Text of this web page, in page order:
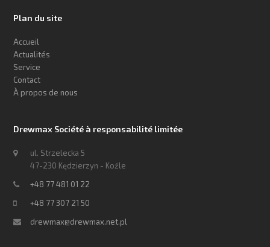
Plan du site
Accueil
Actualités
Service
Contact
À propos de nous
Drewmax Société à responsabilité limitée
ul. Strzelecka 5
47-230 Kędzierzyn - Koźle
+48 77 481 01 22
+48 77 307 21 50
drewmax@drewmax.net.pl